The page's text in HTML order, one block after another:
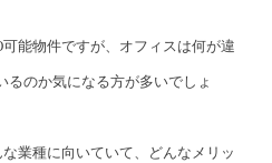
能物件ですが、オフィスは何が違
るのか気になる方が多いでしょ
業種に向いていて、どんなメリッ